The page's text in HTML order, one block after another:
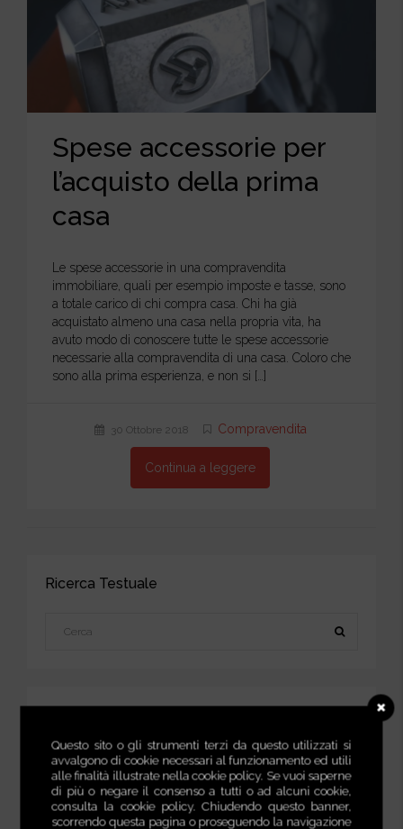
Spese accessorie per
l’acquisto della prima
casa
Le spese accessorie in una compravendita
immobiliare, quali per esempio imposte e tasse, sono
a totale carico di chi compra casa. Chi ha già
acquistato almeno una casa nella propria vita, ha
avuto modo di conoscere tutte le spese accessorie
necessarie alla compravendita di una casa. Coloro che
sono alla prima esperienza, e non si […]
30 Ottobre 2018 Compravendita
Continua a leggere
Ricerca Testuale
Questo sito o gli strumenti terzi da questo utilizzati si
avvalgono di cookie necessari al funzionamento ed utili
alle finalità illustrate nella cookie policy. Se vuoi saperne
di più o negare il consenso a tutti o ad alcuni cookie,
consulta la cookie policy. Chiudendo questo banner,
scorrendo questa pagina o proseguendo la navigazione